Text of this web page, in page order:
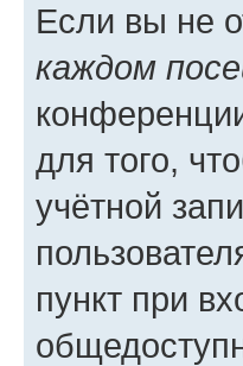
Если вы не
каждом
для того,
учётной
пункт при